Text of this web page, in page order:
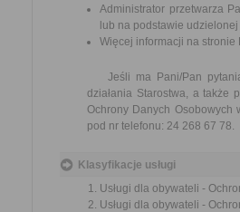
Administrator przetwarza
lub na podstawie udzielonej
Więcej informacji na stronie
Jeśli ma Pani/Pan pytania
działania Starostwa, a także
Ochrony Danych Osobowych
pod nr telefonu: 24 268 67 78.
Klasyfikacje usługi
Usługi dla obywateli -
Usługi dla obywateli -